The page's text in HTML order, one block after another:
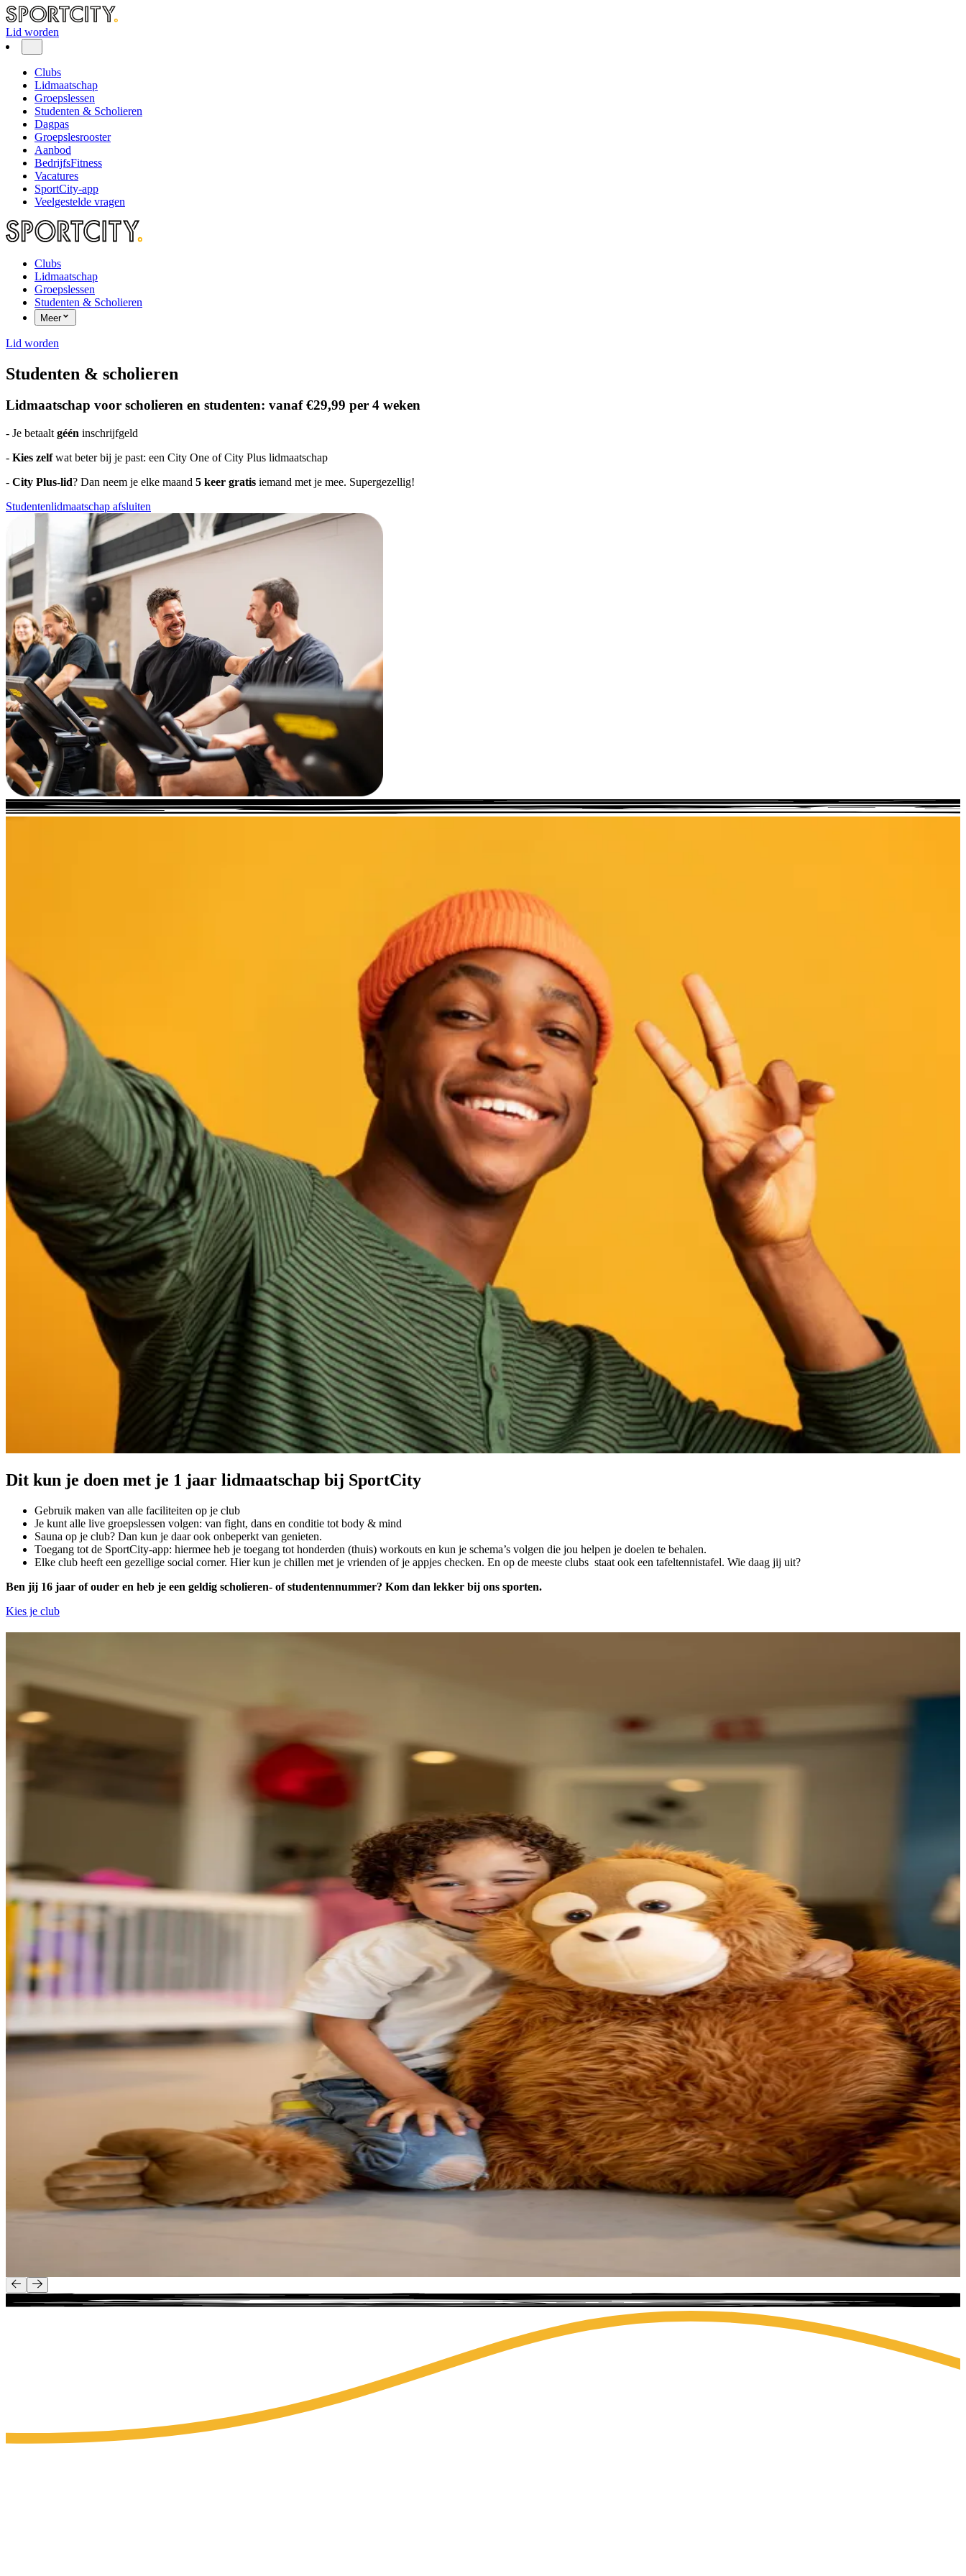
Lid worden
Clubs
Lidmaatschap
Groepslessen
Studenten & Scholieren
Dagpas
Groepslesrooster
Aanbod
BedrijfsFitness
Vacatures
SportCity-app
Veelgestelde vragen
Clubs
Lidmaatschap
Groepslessen
Studenten & Scholieren
Meer
Lid worden
Studenten & scholieren
Lidmaatschap voor scholieren en studenten: vanaf €29,99 per 4 weken
- Je betaalt géén inschrijfgeld
- Kies zelfwat beter bij je past: een City One of City Plus lidmaatschap
- City Plus-lid? Dan neem je elke maand 5 keer gratis iemand met je mee. Supergezellig!
Studentenlidmaatschap afsluiten
Dit kun je doen met je 1 jaar lidmaatschap bij SportCity
Gebruik maken van alle faciliteiten op je club
Je kunt alle live groepslessen volgen: van fight, dans en conditie tot body & mind
Sauna op je club? Dan kun je daar ook onbeperkt van genieten.
Toegang tot de SportCity-app: hiermee heb je toegang tot honderden (thuis) workouts en kun je schema’s volgen die jou helpen je doelen te behalen.
Elke club heeft een gezellige social corner. Hier kun je chillen met je vrienden of je appjes checken. En op de meeste clubs staat ook een tafeltennistafel. Wie daag jij uit?
Ben jij 16 jaar of ouder en heb je een geldig scholieren- of studentennummer? Kom dan lekker bij ons sporten.
Kies je club
groepslessen. Van Boksen tot Zumba en van BodyPump en Spinning tot Yoga.
Lid worden
In onze clubs vind je losse gewichten en apparaten om sterker mee te worden. Welke spiergroep je ook wilt trainen. Eerst even rekken en strekken? Dat kan in de vrije trainingszones.
Lees meer
Van loopbanden en crosstrainers tot roeiapparaten en fietsen: in onze clubs vind je alle cardio-apparatuur die je nodig hebt. Kies wat bij je past en train op je eigen niveau.
Lees meer
Groepslessen
In onze clubs kun je honderden groepslessen volgen. Van Boksen tot Zumba en van Yoga tot Spinning en BodyPump (Les Mills): er is altijd een les die bij je past. ledereen is welkom!
Yoga
De perfecte workout voor lichaam én geest. Door verschillende houdingen en vloeiende bewegingen versterk je niet alleen je lichaam, maar vind je ook mentale energie.
Lees meer
Lounge
In onze gezellige lounge kun je relaxen met een kop koffie. Leuk om andere sporters te ontmoeten of gewoon lekker te ontspannen.
Heb je lekker gesport of gewoon een zware week achter de rug? In onze sauna of stoombad help je je spieren te herstellen en maak je je hoofd leeg.
SportCity Kinderoppas